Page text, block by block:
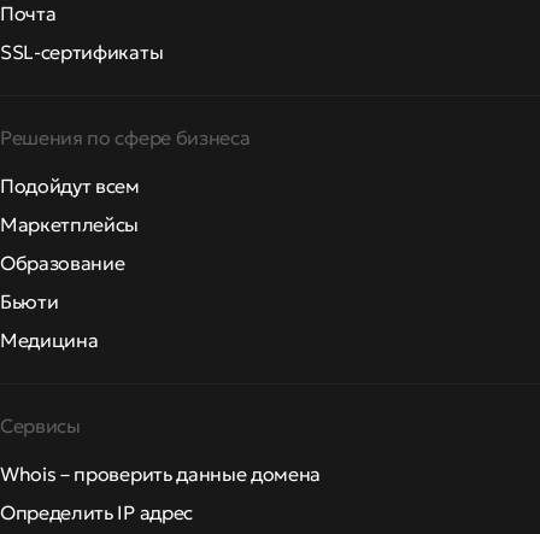
Почта
SSL-сертификаты
Решения по сфере бизнеса
Подойдут всем
Маркетплейсы
Образование
Бьюти
Медицина
Сервисы
Whois – проверить данные домена
Определить IP адрес